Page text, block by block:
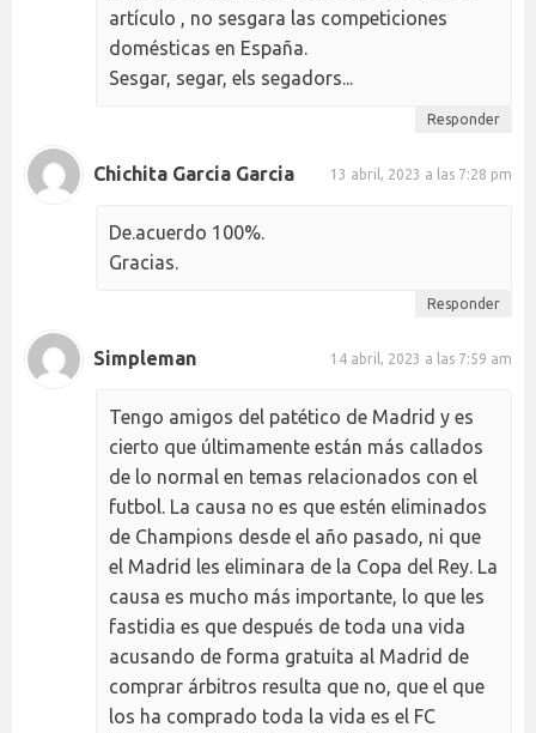
artículo , no sesgara las competiciones
domésticas en España.
Sesgar, segar, els segadors...
Responder
Chichita Garcia Garcia 13 abril, 2023 a las 7:28 pm
De.acuerdo 100%.
Gracias.
Responder
Simpleman 14 abril, 2023 a las 7:59 am
Tengo amigos del patético de Madrid y es
cierto que últimamente están más callados
de lo normal en temas relacionados con el
futbol. La causa no es que estén eliminados
de Champions desde el año pasado, ni que
el Madrid les eliminara de la Copa del Rey. La
causa es mucho más importante, lo que les
fastidia es que después de toda una vida
acusando de forma gratuita al Madrid de
comprar árbitros resulta que no, que el que
los ha comprado toda la vida es el FC